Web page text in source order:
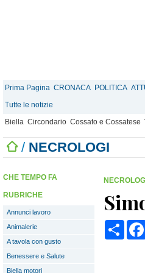
Prima Pagina CRONACA POLITICA
Tutte le notizie
Biella Circondario Cossato e Cossatese
/ NECROLOGI
CHE TEMPO FA
RUBRICHE
Annunci lavoro
Animalerie
A tavola con gusto
Benessere e Salute
Biella motori
NECROLOGI